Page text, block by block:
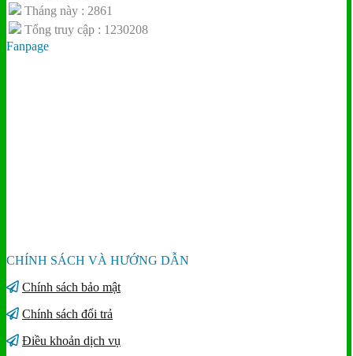
Tháng này : 2861
Tổng truy cập : 1230208
Fanpage
CHÍNH SÁCH VÀ HƯỚNG DẪN
Chính sách bảo mật
Chính sách đổi trả
Điều khoản dịch vụ